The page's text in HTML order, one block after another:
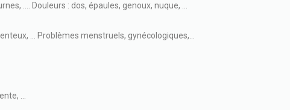
…. Douleurs : dos, épaules, genoux, nuque, …
… Problèmes menstruels, gynécologiques,…
…